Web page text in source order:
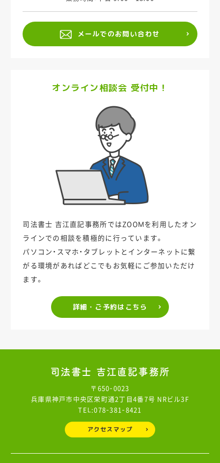
メールでのお問い合わせ
オンライン相談会 受付中！
司法書士 吉江直記事務所ではZOOMを利用したオン
ラインでの相談を積極的に行っています。
パソコン・スマホ・タブレットとインターネットに繋
がる環境があれば どこでもお気軽にご参加いただけ
ます。
詳細・ご予約はこちら
〒650-0023
兵庫県神戸市中央区栄町通2丁目4番7号 NRビル3F
TEL:078-381-8421
アクセスマップ